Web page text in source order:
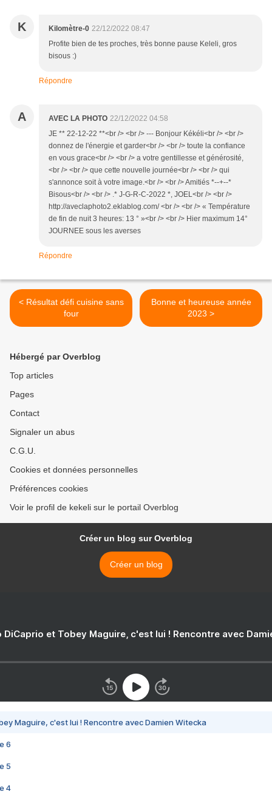
K Kilomètre-0 22/12/2022 08:47
Profite bien de tes proches, très bonne pause Keleli, gros
bisous :)
Répondre
A AVEC LA PHOTO 22/12/2022 04:58
JE ** 22-12-22 **<br /> <br /> --- Bonjour Kékéli<br /> <br />
donnez de l'énergie et garder<br /> <br /> toute la confiance
en vous grace<br /> <br /> a votre gentillesse et générosité,
<br /> <br /> que cette nouvelle journée<br /> <br /> qui
s'annonce soit à votre image.<br /> <br /> Amitiés *--+--*
Bisous<br /> <br /> .* J-G-R-C-2022 *, JOEL<br /> <br />
http://aveclaphoto2.eklablog.com/ <br /> <br /> « Température
de fin de nuit 3 heures: 13 ° »<br /> <br /> Hier maximum 14°
JOURNEE sous les averses
Répondre
< Résultat défi cuisine sans
four
Bonne et heureuse année
2023 >
Hébergé par Overblog
Top articles
Pages
Contact
Signaler un abus
C.G.U.
Cookies et données personnelles
Préférences cookies
Voir le profil de kekeli sur le portail Overblog
Créer un blog sur Overblog
Créer un blog
DiCaprio et Tobey Maguire, c'est lui ! Rencontre avec
Maguire, c'est lui ! Rencontre avec Damien Witecka
6
5
4